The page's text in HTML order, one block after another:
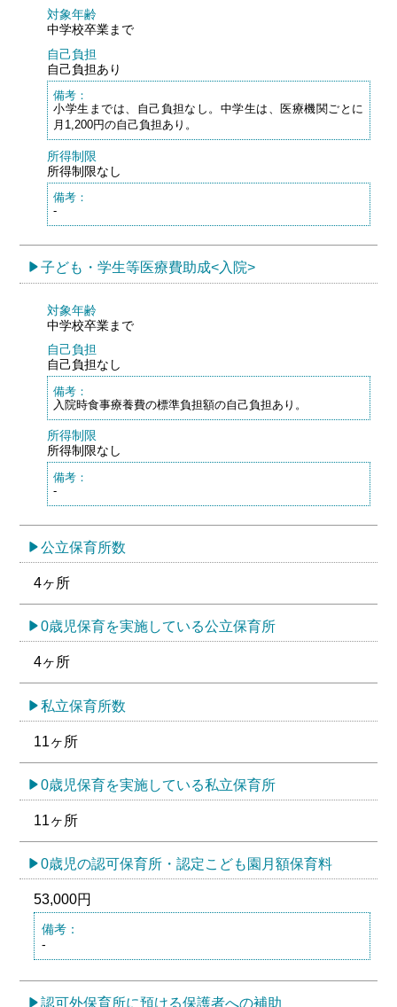
対象年齢
中学校卒業まで
自己負担
自己負担あり
備考：
小学生までは、自己負担なし。中学生は、医療機関ごとに
月1,200円の自己負担あり。
所得制限
所得制限なし
備考：
-
子ども・学生等医療費助成<入院>
対象年齢
中学校卒業まで
自己負担
自己負担なし
備考：
入院時食事療養費の標準負担額の自己負担あり。
所得制限
所得制限なし
備考：
-
公立保育所数
4ヶ所
0歳児保育を実施している公立保育所
4ヶ所
私立保育所数
11ヶ所
0歳児保育を実施している私立保育所
11ヶ所
0歳児の認可保育所・認定こども園月額保育料
53,000円
備考：
-
認可外保育所に預ける保護者への補助